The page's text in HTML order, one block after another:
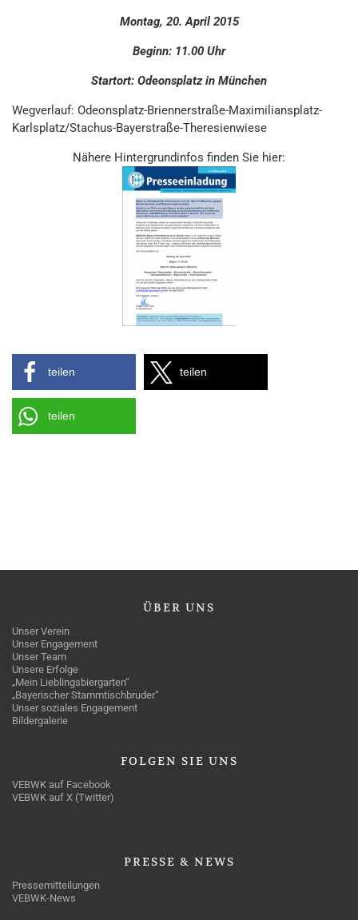
Montag, 20. April 2015
Beginn: 11.00 Uhr
Startort: Odeonsplatz in München
Wegverlauf: Odeonsplatz-Briennerstraße-Maximiliansplatz-
Karlsplatz/Stachus-Bayerstraße-Theresienwiese
Nähere Hintergrundinfos finden Sie hier:
teilen teilen
teilen
ÜBER UNS
Unser Verein
Unser Engagement
Unser Team
Unsere Erfolge
„Mein Lieblingsbiergarten“
„Bayerischer Stammtischbruder“
Unser soziales Engagement
Bildergalerie
FOLGEN SIE UNS
VEBWK auf Facebook
VEBWK auf X (Twitter)
PRESSE & NEWS
Pressemitteilungen
VEBWK-News